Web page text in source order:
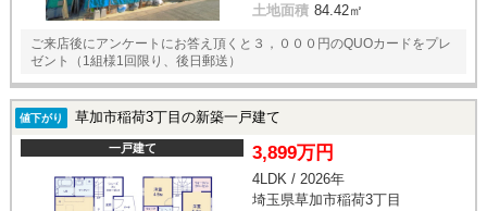
土地面積 84.42㎡
ご来店後にアンケートにお答え頂くと３，０００円のQUOカードをプレ
ゼント（1組様1回限り、後日郵送）
値下がり 草加市稲荷3丁目の新築一戸建て
一戸建て 3,899万円
4LDK / 2026年
埼玉県草加市稲荷3丁目